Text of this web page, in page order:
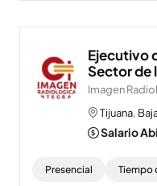
Ejecutivo
Sector de
Imagen
Tijuana,
Salario
Presencial Tiempo